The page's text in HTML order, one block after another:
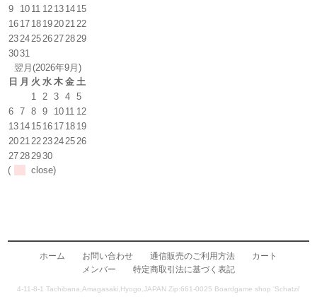
9
10 11 12 13 14 15
16 17 18 19 20 21 22
23 24 25 26 27 28 29
3031
翌月(2026年9月)
日 月 火 水 木 金 土
1
2 3 4
5
6
7 8 9 10 11 12
13 14 15 16 17 18 19
20 21 22 23 24 25 26
27 28 2930
(
close)
ホーム お問い合わせ 通信販売のご利用方法
カート
メンバー
特定商取引法に基づく表記
4-11-8-1 Tachibana,Amagasaki,Hyogo,JAPAN Zip:661-0025 Boardgame shop 'Schatzi'